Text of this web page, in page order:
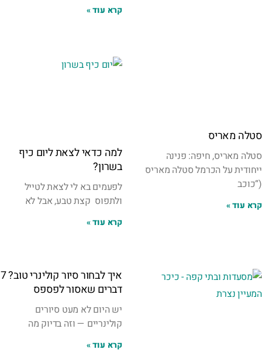
קרא עוד »
סטלה מאריס
סטלה מאריס, חיפה: פנינה
ייחודית על הכרמל סטלה מאריס
(“כוכב
קרא עוד »
למה כדאי לצאת ליום כיף
בשרון?
לפעמים בא לי לצאת לטייל
ולתפוס קצת טבע, אבל לא
קרא עוד »
איך לבחור סיור קולינרי טוב? 7
דברים שאסור לפספס
יש היום לא מעט סיורים
קולינריים — וזה בדיוק מה
קרא עוד »